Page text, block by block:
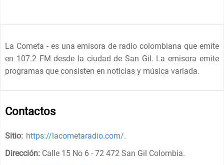
La Cometa - es una emisora de radio colombiana que emite
en 107.2 FM desde la ciudad de San Gil. La emisora emite
programas que consisten en noticias y música variada.
Contactos
Sitio: https://lacometaradio.com/.
Dirección: Calle 15 No 6 - 72 472 San Gil Colombia.